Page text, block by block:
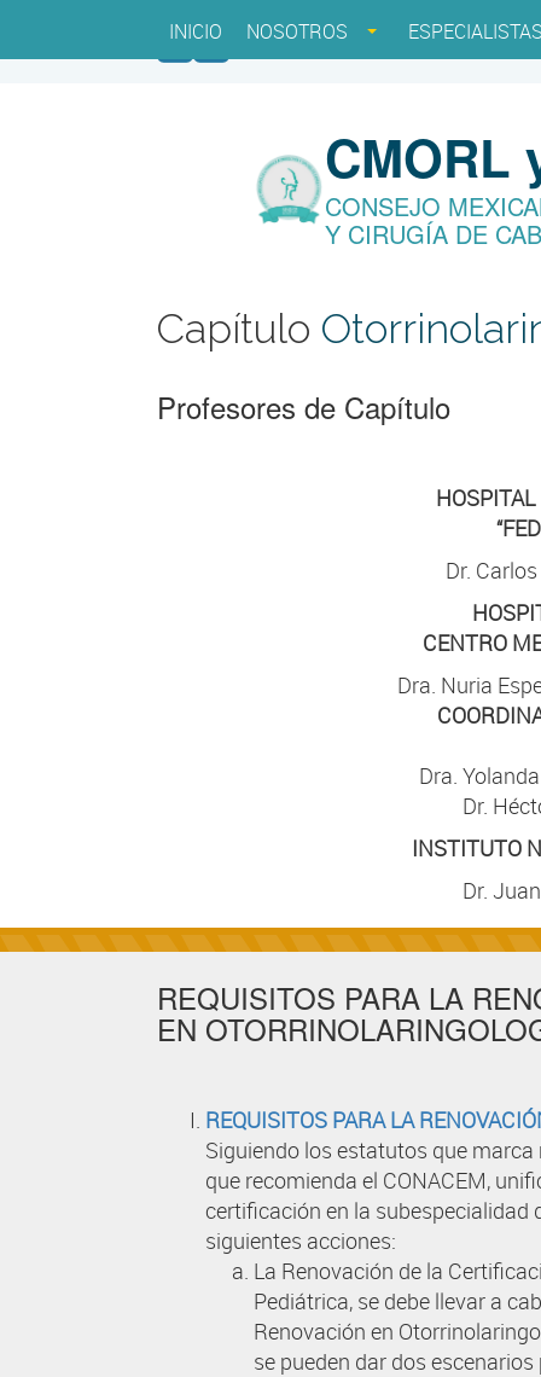
CMORL
CONSEJO
Y CIRUGÍA DE
INICIO NOSOTROS
Capítulo
Profesores de Capítulo
Dr.
CENTRO
Dra. Nuria
Dra.
Dr.
INSTITUTO
Dr.
REQUISITOS PARA LA
EN
REQUISITOS PARA LA
Siguiendo los estatutos que
que recomienda el CONACEM,
certificación en la
siguientes acciones:
La Renovación de la
Pediátrica, se debe llevar a
Renovación en
se pueden dar dos escenarios